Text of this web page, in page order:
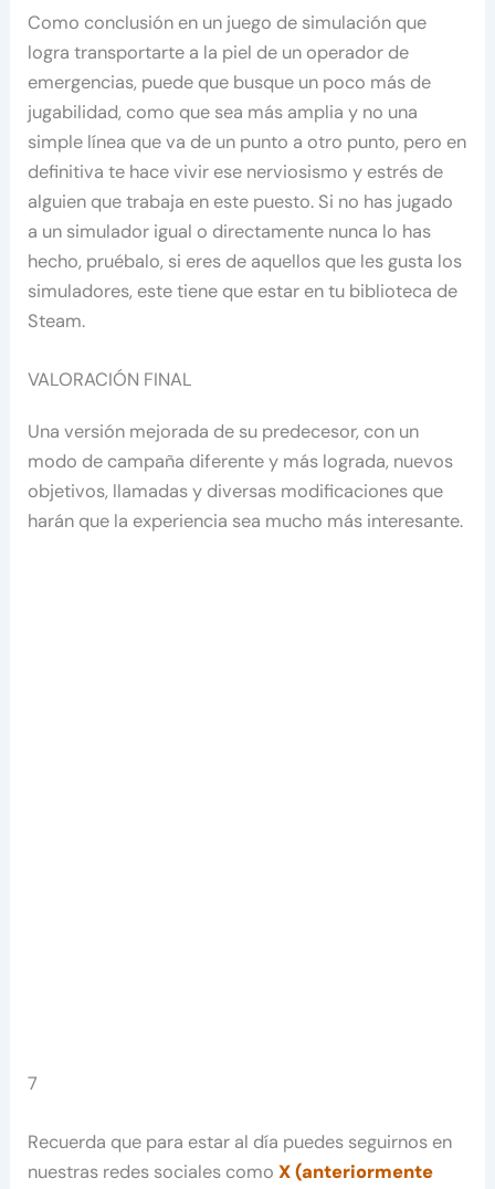
Como conclusión en un juego de simulación que
logra transportarte a la piel de un operador de
emergencias, puede que busque un poco más de
jugabilidad, como que sea más amplia y no una
simple línea que va de un punto a otro punto, pero en
definitiva te hace vivir ese nerviosismo y estrés de
alguien que trabaja en este puesto. Si no has jugado
a un simulador igual o directamente nunca lo has
hecho, pruébalo, si eres de aquellos que les gusta los
simuladores, este tiene que estar en tu biblioteca de
Steam.
VALORACIÓN FINAL
Una versión mejorada de su predecesor, con un
modo de campaña diferente y más lograda, nuevos
objetivos, llamadas y diversas modificaciones que
harán que la experiencia sea mucho más interesante.
7
Recuerda que para estar al día puedes seguirnos en
nuestras redes sociales comoX (anteriormente